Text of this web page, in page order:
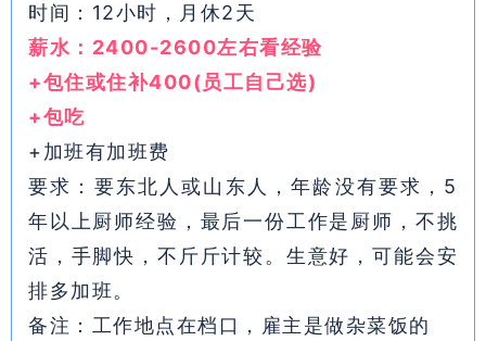
时间：12小时，月休2天
薪水：2400-2600左右看经验
+包住或住补400(员工自己选)
+包吃
+加班有加班费
要求：要东北人或山东人，年龄没有要求，5
年以上厨师经验，最后一份工作是厨师，不挑
活，手脚快，不斤斤计较。生意好，可能会安
排多加班。
备注：工作地点在档口，雇主是做杂菜饭的